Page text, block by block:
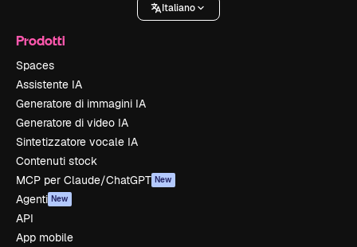
Italiano
Prodotti
Spaces
Assistente IA
Generatore di immagini IA
Generatore di video IA
Sintetizzatore vocale IA
Contenuti stock
MCP per Claude/ChatGPT New
Agenti New
API
App mobile